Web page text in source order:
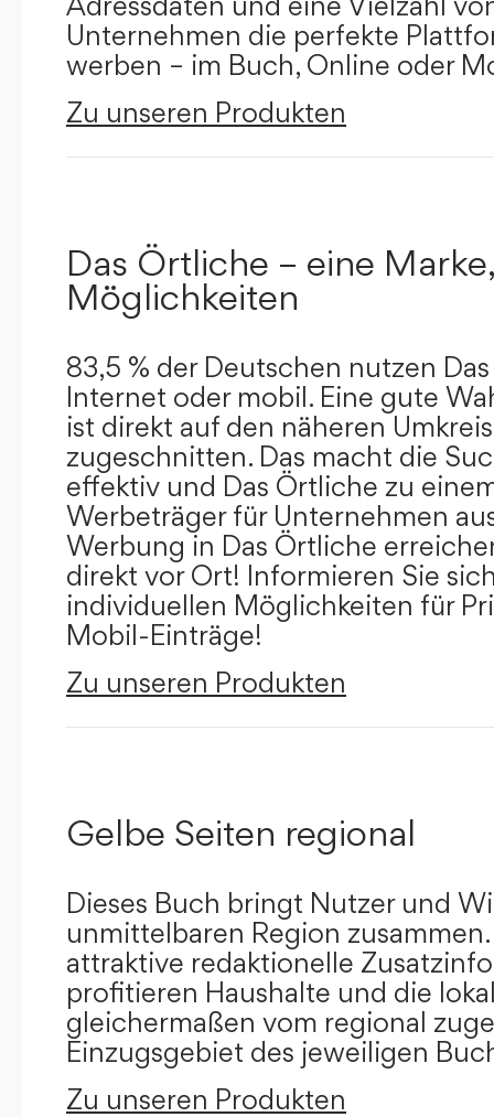
Unternehmen die perfekte
werben – im Buch, Online oder
Zu unseren Produkten
Das Örtliche – eine
Möglichkeiten
83,5 % der Deutschen nutzen
Internet oder mobil. Eine gute
ist direkt auf den näheren
zugeschnitten. Das macht die
effektiv und Das Örtliche zu
Werbeträger für Unternehmen
Werbung in Das Örtliche
direkt vor Ort! Informieren Sie
individuellen Möglichkeiten für
Mobil-Einträge!
Zu unseren Produkten
Gelbe Seiten regional
Dieses Buch bringt Nutzer und
unmittelbaren Region
attraktive redaktionelle
profitieren Haushalte und die
gleichermaßen vom regional
Einzugsgebiet des jeweiligen
Zu unseren Produkten